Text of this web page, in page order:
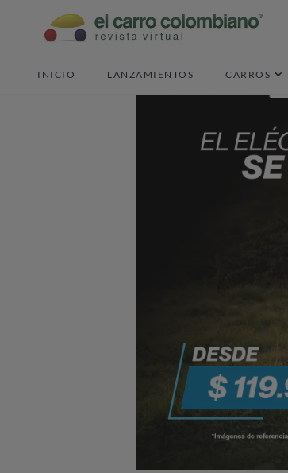
INICIO LANZAMIENTOS CARROS